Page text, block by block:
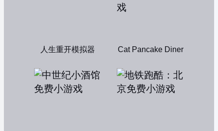
人生重开模拟器 Cat Pancake Diner